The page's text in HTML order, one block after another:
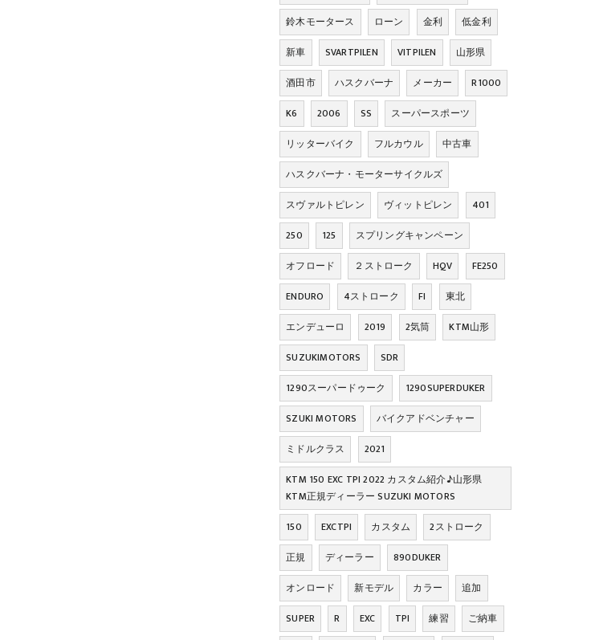
鈴木モータース
ローン 金利
低金利
新車
SVARTPILEN VITPILEN
山形県
酒田市
ハスクバーナ メーカー
R1000
K6
2006 SS
スーパースポーツ
リッターバイク
フルカウル
中古車
ハスクバーナ・モーターサイクルズ
スヴァルトピレン
ヴィットピレン
401
250
125
スプリングキャンペーン
オフロード
２ストローク HQV
FE250
ENDURO
4ストローク FI
東北
エンデューロ
2019 2気筒
KTM山形
SUZUKIMOTORS
SDR
1290スーパードゥーク
1290SUPERDUKER
SZUKI MOTORS
バイクアドベンチャー
ミドルクラス
2021
KTM 150 EXC TPI 2022 カスタム紹介♪山形県
KTM正規ディーラー SUZUKI MOTORS
150
EXCTPI カスタム
2ストローク
正規
ディーラー
890DUKER
オンロード
新モデル カラー
追加
SUPER
R EXC TPI 練習
ご納車